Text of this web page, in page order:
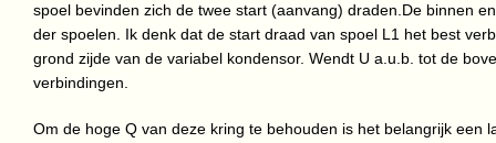
spoel bevinden zich de twee start (aanvang) draden.De binnen
der spoelen. Ik denk dat de start draad van spoel L1 het best
grond zijde van de variabel kondensor. Wendt U a.u.b. tot de
verbindingen.
Om de hoge Q van deze kring te behouden is het belangrijk een